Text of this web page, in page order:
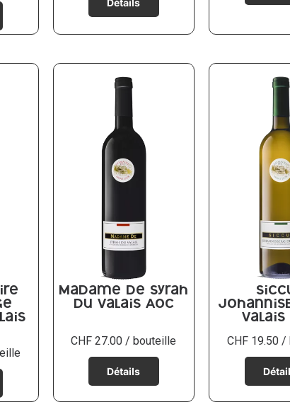
Madame De Syrah
du Valais AOC
CHF 27.00 / bouteille
Valais
CHF 19.50 /